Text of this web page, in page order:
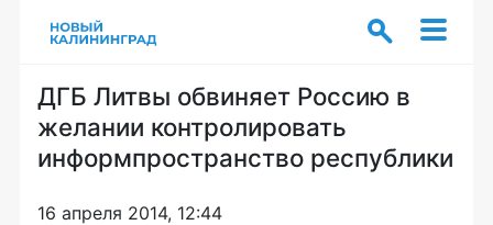
ДГБ Литвы обвиняет Россию в
желании контролировать
информпространство республики
16 апреля 2014, 12:44